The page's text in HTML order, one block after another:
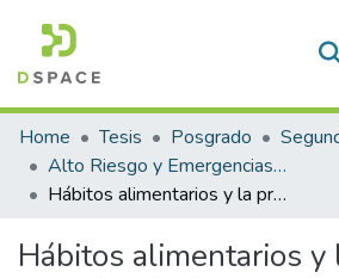
Communities & Collections
All of DSpace
Statistics
Home Tesis Posgrado
Alto Riesgo y Emergencias Obstétricas
Hábitos alimentarios y la prevalencia de anemia en gestantes del Hospital Carlos Cornejo Rosello Vizcardo Azángaro 2022
Hábitos alimentarios y